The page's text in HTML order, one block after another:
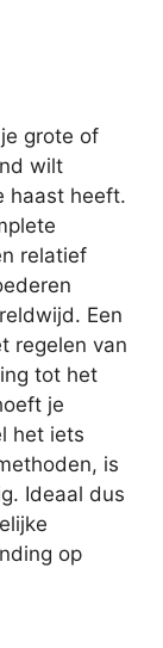
grote of
wilt
haast heeft.
relatief
Een
regelen van
tot het
je
het iets
is
Ideaal dus
op